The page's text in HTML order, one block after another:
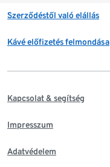
Szerződéstől való elállás
Kávé előfizetés felmondása
Kapcsolat & segítség
Impresszum
Adatvédelem